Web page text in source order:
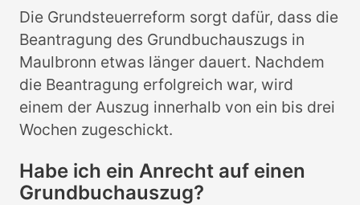
Die Grundsteuerreform sorgt dafür, dass die
Beantragung des Grundbuchauszugs in
Maulbronn etwas länger dauert. Nachdem
die Beantragung erfolgreich war, wird
einem der Auszug innerhalb von ein bis drei
Wochen zugeschickt.
Habe ich ein Anrecht auf einen
Grundbuchauszug?